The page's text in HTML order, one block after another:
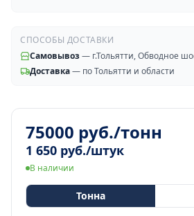
СПОСОБЫ ДОСТАВКИ
Самовывоз— г.Тольятти, Обводное
Доставка— по Тольятти и области
75000 руб./тонн
1 650 руб./штук
В наличии
Тонна